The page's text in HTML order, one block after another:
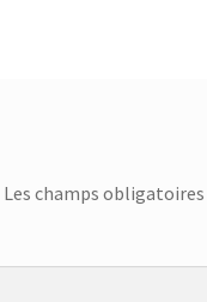
Les champs